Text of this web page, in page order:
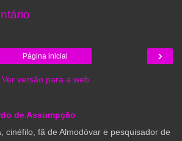
›
Página inicial
Ver versão para a web
de Assumpção
cinéfilo, fã de Almodóvar e pesquisador de